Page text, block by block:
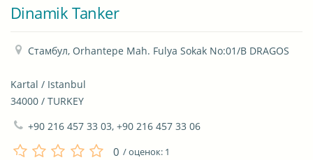
Dinamik Tanker
Стамбул, Orhantepe Mah. Fulya Sokak No:01/B DRAGOS
Kartal / Istanbul
34000 / TURKEY
+90 216 457 33 03, +90 216 457 33 06
0 / оценок: 1